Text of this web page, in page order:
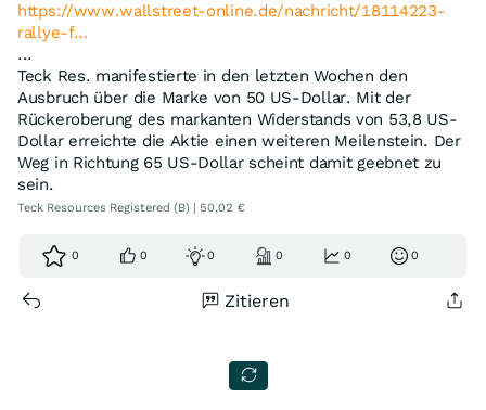
https://www.wallstreet-online.de/nachricht/18114223-
rallye-f…
...
Teck Res. manifestierte in den letzten Wochen den
Ausbruch über die Marke von 50 US-Dollar. Mit der
Rückeroberung des markanten Widerstands von 53,8 US-
Dollar erreichte die Aktie einen weiteren Meilenstein. Der
Weg in Richtung 65 US-Dollar scheint damit geebnet zu
sein.
Teck Resources Registered (B) | 50,02 €
0 0 0 0 0 0
Zitieren